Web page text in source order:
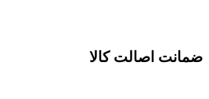
ضمانت اصالت کالا